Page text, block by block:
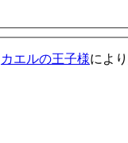
カエルの王子様により